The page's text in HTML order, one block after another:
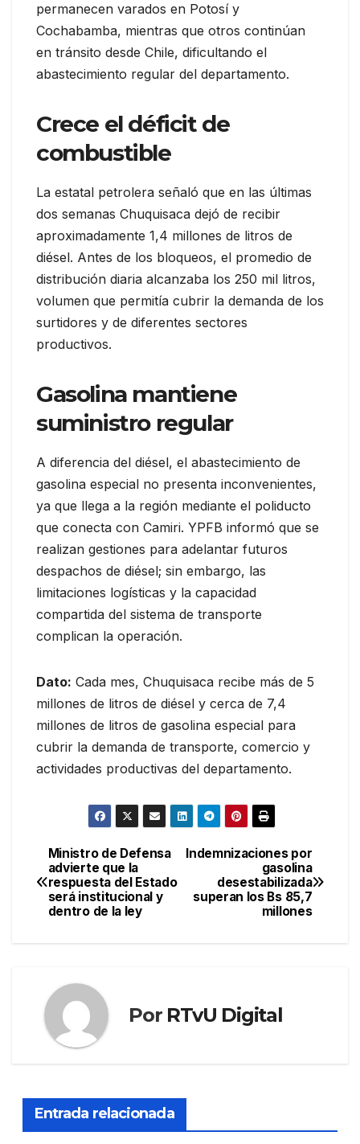
permanecen varados en Potosí y
Cochabamba, mientras que otros continúan
en tránsito desde Chile, dificultando el
abastecimiento regular del departamento.
Crece el déficit de
combustible
La estatal petrolera señaló que en las últimas
dos semanas Chuquisaca dejó de recibir
aproximadamente 1,4 millones de litros de
diésel. Antes de los bloqueos, el promedio de
distribución diaria alcanzaba los 250 mil litros,
volumen que permitía cubrir la demanda de los
surtidores y de diferentes sectores
productivos.
Gasolina mantiene
suministro regular
A diferencia del diésel, el abastecimiento de
gasolina especial no presenta inconvenientes,
ya que llega a la región mediante el poliducto
que conecta con Camiri. YPFB informó que se
realizan gestiones para adelantar futuros
despachos de diésel; sin embargo, las
limitaciones logísticas y la capacidad
compartida del sistema de transporte
complican la operación.
Dato: Cada mes, Chuquisaca recibe más de 5
millones de litros de diésel y cerca de 7,4
millones de litros de gasolina especial para
cubrir la demanda de transporte, comercio y
actividades productivas del departamento.
Navegación
de
entradas
Indemnizaciones por
gasolina
desestabilizada
superan los Bs 85,7
millones
Ministro de Defensa
advierte que la
respuesta del Estado
será institucional y
dentro de la ley
Por RTvU Digital
Entrada relacionada